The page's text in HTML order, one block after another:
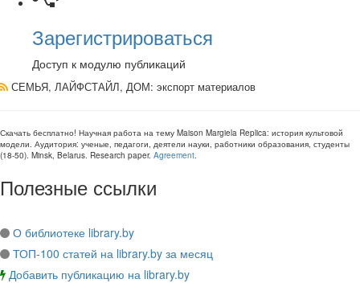
Зарегистрироваться
Доступ к модулю публикаций
СЕМЬЯ, ЛАЙФСТАЙЛ, ДОМ: экспорт материалов
Скачать бесплатно! Научная работа на тему Maison Margiela Replica: история культовой
модели. Аудитория: ученые, педагоги, деятели науки, работники образования, студенты
(18-50). Minsk, Belarus. Research paper. Agreement.
Полезные ссылки
О библиотеке library.by
ТОП-100 статей на library.by за месяц
Добавить публикацию на library.by